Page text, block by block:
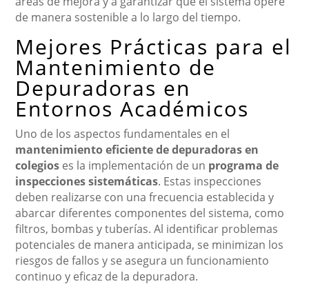
de manera sostenible a lo largo del tiempo.
Mejores Prácticas para el
Mantenimiento de
Depuradoras en
Entornos Académicos
Uno de los aspectos fundamentales en el
mantenimiento eficiente de depuradoras en
colegios es la implementación de un programa de
inspecciones sistemáticas. Estas inspecciones
deben realizarse con una frecuencia establecida y
abarcar diferentes componentes del sistema, como
filtros, bombas y tuberías. Al identificar problemas
potenciales de manera anticipada, se minimizan los
riesgos de fallos y se asegura un funcionamiento
continuo y eficaz de la depuradora.